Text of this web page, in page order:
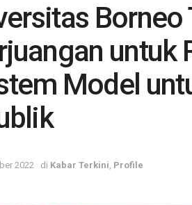
Borneo
untuk
Model
2022 di Kabar Terkini, Profile